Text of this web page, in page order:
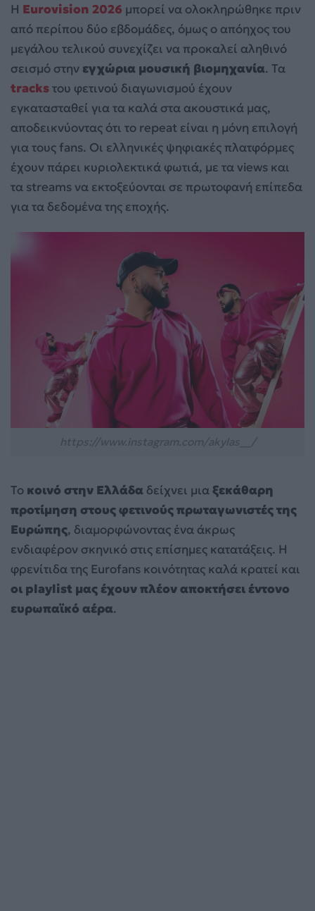
Η Eurovision 2026 μπορεί να ολοκληρώθηκε πριν
από περίπου δύο εβδομάδες, όμως ο απόηχος του
μεγάλου τελικού συνεχίζει να προκαλεί αληθινό
σεισμό στην εγχώρια μουσική βιομηχανία. Τα
tracksτου φετινού διαγωνισμού έχουν
εγκατασταθεί για τα καλά στα ακουστικά μας,
αποδεικνύοντας ότι το repeat είναι η μόνη επιλογή
για τους fans. Οι ελληνικές ψηφιακές πλατφόρμες
έχουν πάρει κυριολεκτικά φωτιά, με τα views και
τα streams να εκτοξεύονται σε πρωτοφανή επίπεδα
για τα δεδομένα της εποχής.
Το κοινό στην Ελλάδα δείχνει μιαξεκάθαρη
προτίμηση στους φετινούς πρωταγωνιστές της
Ευρώπης, διαμορφώνοντας ένα άκρως
ενδιαφέρον σκηνικό στις επίσημες κατατάξεις. Η
φρενίτιδα της Eurofans κοινότητας καλά κρατεί και
οι playlist μας έχουν πλέον αποκτήσει έντονο
ευρωπαϊκό αέρα.